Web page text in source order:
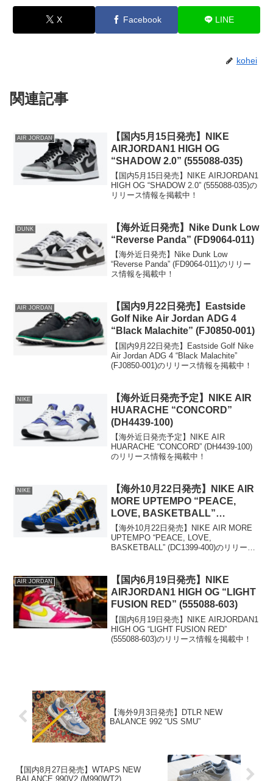
X Facebook LINE
kohei
関連記事
AIR JORDAN
【国内5月15日発売】NIKE
AIRJORDAN1 HIGH OG
“SHADOW 2.0” (555088-035)
【国内5月15日発売】NIKE AIRJORDAN1
HIGH OG “SHADOW 2.0” (555088-035)の
リリース情報を掲載中！
DUNK
【海外近日発売】Nike Dunk Low
“Reverse Panda” (FD9064-011)
【海外近日発売】Nike Dunk Low
“Reverse Panda” (FD9064-011)のリリー
ス情報を掲載中！
AIR JORDAN
【国内9月22日発売】Eastside
Golf Nike Air Jordan ADG 4
“Black Malachite” (FJ0850-001)
【国内9月22日発売】Eastside Golf Nike
Air Jordan ADG 4 “Black Malachite”
(FJ0850-001)のリリース情報を掲載中！
NIKE
【海外近日発売予定】NIKE AIR
HUARACHE “CONCORD”
(DH4439-100)
【海外近日発売予定】NIKE AIR
HUARACHE “CONCORD” (DH4439-100)
のリリース情報を掲載中！
NIKE
【海外10月22日発売】NIKE AIR
MORE UPTEMPO “PEACE,
LOVE, BASKETBALL”
(DC1399-400)
【海外10月22日発売】NIKE AIR MORE
UPTEMPO “PEACE, LOVE,
BASKETBALL” (DC1399-400)のリリース
AIR JORDAN
【国内6月19日発売】NIKE
AIRJORDAN1 HIGH OG “LIGHT
FUSION RED” (555088-603)
【国内6月19日発売】NIKE AIRJORDAN1
HIGH OG “LIGHT FUSION RED”
(555088-603)のリリース情報を掲載中！
【海外9月3日発売】DTLR NEW
BALANCE 992 “US SMU”
【国内8月27日発売】WTAPS NEW
BALANCE 990V2 (M990WT2)